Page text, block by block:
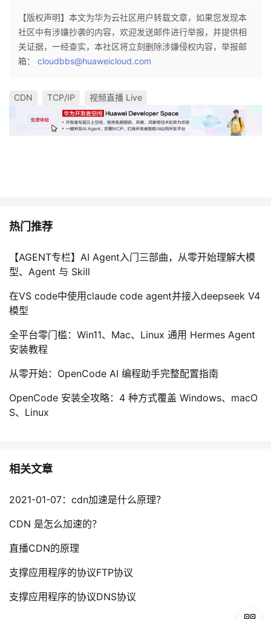
课
程
的
认
我
的
我
术
支
云
声
【版权声明】本文为华为云社区用户转载文章，如果您发现本
社区中有涉嫌抄袭的内容，欢迎发送邮件进行举报，并提供相
关证据，一经查实，本社区将立刻删除涉嫌侵权内容，举报邮
箱： cloudbbs@huaweicloud.com
CDN TCP/IP 视频直播 Live
热门推荐
【AGENT专栏】AI Agent入门三部曲，从零开始理解大模
型、Agent 与 Skill
在VS code中使用claude code agent并接入deepseek V4
模型
全平台零门槛：Win11、Mac、Linux 通用 Hermes Agent
安装教程
从零开始：OpenCode AI 编程助手完整配置指南
OpenCode 安装全攻略：4 种方式覆盖 Windows、macO
S、Linux
相关文章
2021-01-07：cdn加速是什么原理？
CDN 是怎么加速的？
直播CDN的原理
支撑应用程序的协议FTP协议
支撑应用程序的协议DNS协议